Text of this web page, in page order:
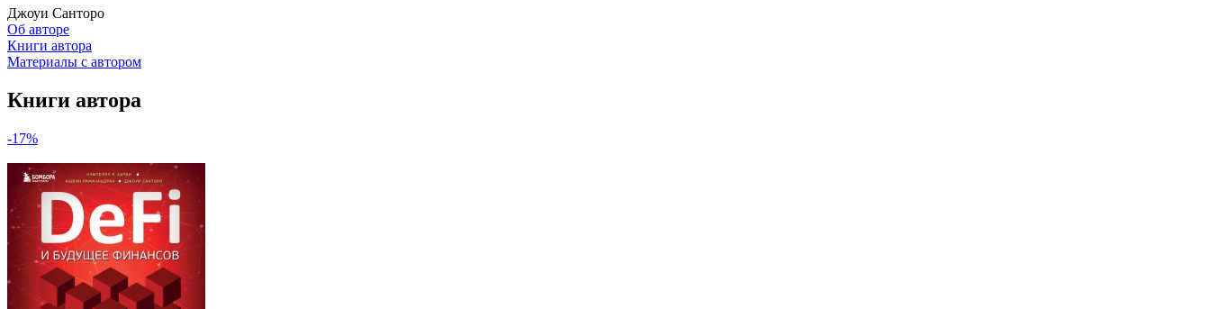
Джоуи Санторо
Об авторе
Книги автора
Материалы с автором
Книги автора
-17%